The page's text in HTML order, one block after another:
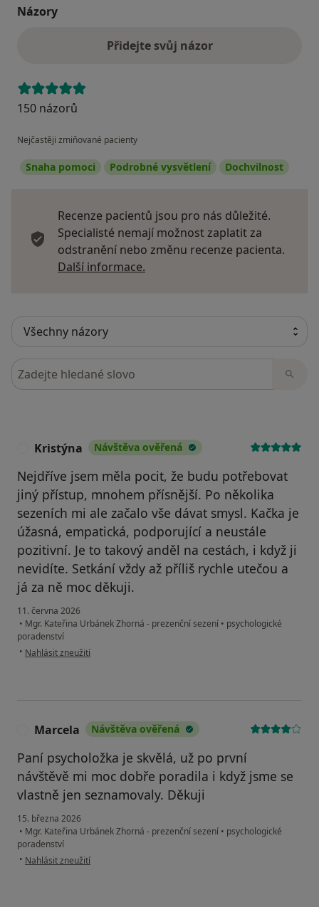
Názory
Přidejte svůj názor
150 názorů
Nejčastěji zmiňované pacienty
Snaha pomoci Podrobné vysvětlení Dochvilnost
Recenze pacientů jsou pro nás důležité.
Specialisté nemají možnost zaplatit za
odstranění nebo změnu recenze pacienta.
Další informace.
Hledejte v názorech
Kristýna Návštěva ověřená
Nejdříve jsem měla pocit, že budu potřebovat
jiný přístup, mnohem přísnější. Po několika
sezeních mi ale začalo vše dávat smysl. Kačka je
úžasná, empatická, podporující a neustále
pozitivní. Je to takový anděl na cestách, i když ji
nevidíte. Setkání vždy až příliš rychle utečou a
já za ně moc děkuji.
11. června 2026
• Mgr. Kateřina Urbánek Zhorná - prezenční sezení • psychologické
poradenství
• podle názoru uživatele Kristýna
Nahlásit zneužití
Marcela Návštěva ověřená
Paní psycholožka je skvělá, už po první
návštěvě mi moc dobře poradila i když jsme se
vlastně jen seznamovaly. Děkuji
15. března 2026
• Mgr. Kateřina Urbánek Zhorná - prezenční sezení • psychologické
poradenství
• podle názoru uživatele Marcela
Nahlásit zneužití